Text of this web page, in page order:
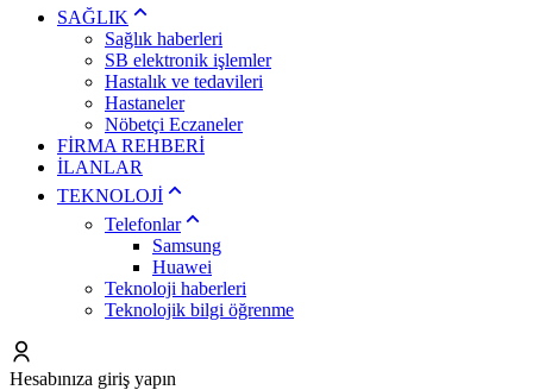
SAĞLIK
Sağlık haberleri
SB elektronik işlemler
Hastalık ve tedavileri
Hastaneler
Nöbetçi Eczaneler
FİRMA REHBERİ
İLANLAR
TEKNOLOJİ
Telefonlar
Samsung
Huawei
Teknoloji haberleri
Teknolojik bilgi öğrenme
Hesabınıza giriş yapın